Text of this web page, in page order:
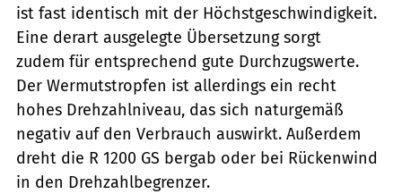
ist fast identisch mit der Höchstgeschwindigkeit.
Eine derart ausgelegte Übersetzung sorgt
zudem für entsprechend gute Durchzugswerte.
Der Wermutstropfen ist allerdings ein recht
hohes Drehzahlniveau, das sich naturgemäß
negativ auf den Verbrauch auswirkt. Außerdem
dreht die R 1200 GS bergab oder bei Rückenwind
in den Drehzahlbegrenzer.